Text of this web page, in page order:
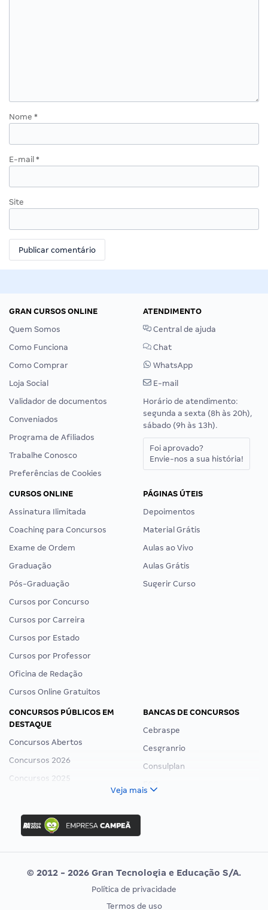
Nome *
E-mail *
Site
GRAN CURSOS ONLINE
Quem Somos
Como Funciona
Como Comprar
Loja Social
Validador de documentos
Conveniados
Programa de Afiliados
Trabalhe Conosco
Preferências de Cookies
ATENDIMENTO
Central de ajuda
Chat
WhatsApp
E-mail
Horário de atendimento:
segunda a sexta (8h às 20h),
sábado (9h às 13h).
Foi aprovado?
Envie-nos a sua história!
CURSOS ONLINE
Assinatura Ilimitada
Coaching para Concursos
Exame de Ordem
Graduação
Pós-Graduação
Cursos por Concurso
Cursos por Carreira
Cursos por Estado
Cursos por Professor
Oficina de Redação
Cursos Online Gratuitos
PÁGINAS ÚTEIS
Depoimentos
Material Grátis
Aulas ao Vivo
Aulas Grátis
Sugerir Curso
CONCURSOS PÚBLICOS EM
DESTAQUE
Concursos Abertos
Concursos 2026
Concursos 2025
Concurso Nacional Unificado
Concurso Ibama
Concurso MPU
Editais publicados
BANCAS DE CONCURSOS
Cebraspe
Cesgranrio
Consulplan
Vunesp
CONCURSOS POR PROFISSÃO
EXAME DE ORDEM
Veja mais
© 2012 - 2026 Gran Tecnologia e Educação S/A.
Política de privacidade
Termos de uso